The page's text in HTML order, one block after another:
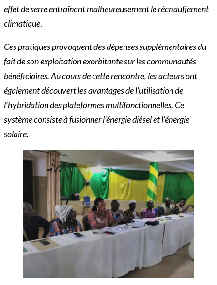
effet de serre entraînant malheureusement le réchauffement
climatique.
Ces pratiques provoquent des dépenses supplémentaires du
fait de son exploitation exorbitante sur les communautés
bénéficiaires. Au cours de cette rencontre, les acteurs ont
également découvert les avantages de l’utilisation de
l’hybridation des plateformes multifonctionnelles. Ce
système consiste à fusionner l’énergie diésel et l’énergie
solaire.